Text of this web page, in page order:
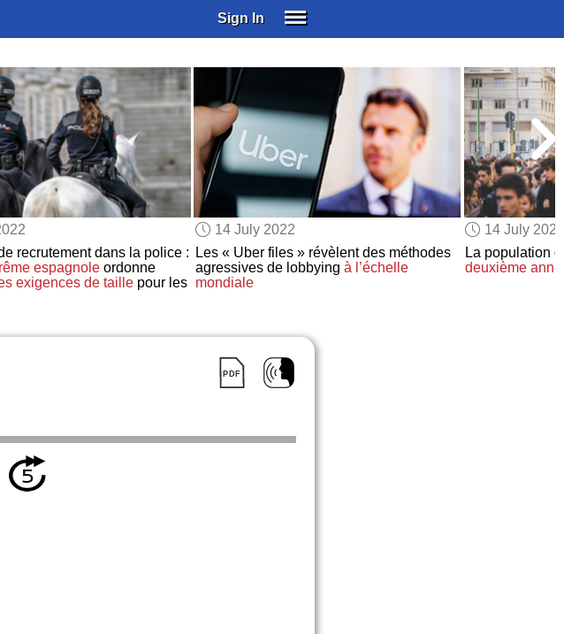
Sign In
SUBSCRIBE
EDUCATIONAL LICENSES
GIFT CARDS
OTHER LANGUAGES
ABOUT US
ALEXA
ADJUST COLORS
recrutement dans la police :
espagnoleordonne
exigences de taillepour les
14 July 2022
Les « Uber files » révèlent des méthodes
agressives de lobbying à l’échelle
mondiale
14 July
La population
deuxième